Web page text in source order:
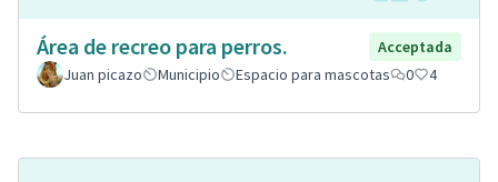
Área de recreo para perros.
Acceptada
Juan picazo
Municipio Espacio para mascotas 0 4